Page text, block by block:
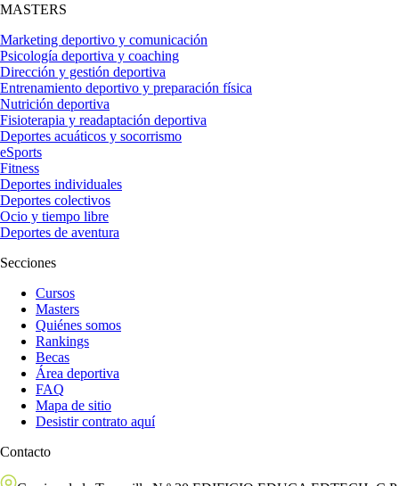
MASTERS
Marketing deportivo y comunicación
Psicología deportiva y coaching
Dirección y gestión deportiva
Entrenamiento deportivo y preparación física
Nutrición deportiva
Fisioterapia y readaptación deportiva
Deportes acuáticos y socorrismo
eSports
Fitness
Deportes individuales
Deportes colectivos
Ocio y tiempo libre
Deportes de aventura
Secciones
Cursos
Masters
Quiénes somos
Rankings
Becas
Área deportiva
FAQ
Mapa de sitio
Desistir contrato aquí
Contacto